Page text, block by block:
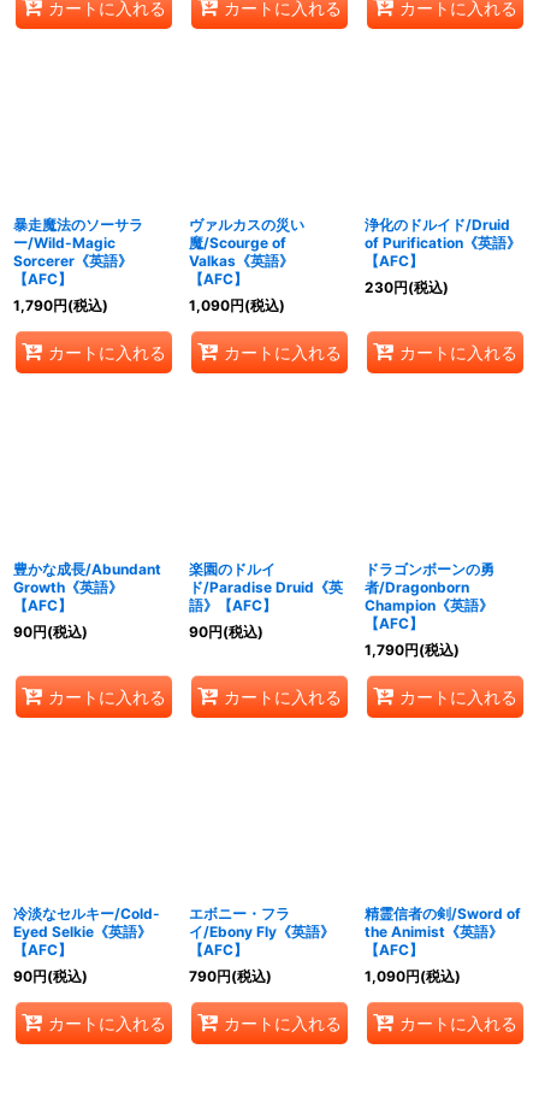
カートに入れる カートに入れる カートに入れる
暴走魔法のソーサラ
ー/Wild-Magic
Sorcerer《英語》
【AFC】
1,790円(税込)
カートに入れる
ヴァルカスの災い
魔/Scourge of
Valkas《英語》
【AFC】
1,090円(税込)
カートに入れる
浄化のドルイド/Druid
of Purification《英語》
【AFC】
230円(税込)
カートに入れる
豊かな成長/Abundant
Growth《英語》
【AFC】
90円(税込)
カートに入れる
楽園のドルイ
ド/Paradise Druid《英
語》【AFC】
90円(税込)
カートに入れる
ドラゴンボーンの勇
者/Dragonborn
Champion《英語》
【AFC】
1,790円(税込)
カートに入れる
冷淡なセルキー/Cold-
Eyed Selkie《英語》
【AFC】
90円(税込)
カートに入れる
エボニー・フラ
イ/Ebony Fly《英語》
【AFC】
790円(税込)
カートに入れる
精霊信者の剣/Sword of
the Animist《英語》
【AFC】
1,090円(税込)
カートに入れる